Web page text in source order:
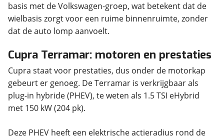
basis met de Volkswagen-groep, wat betekent dat de
wielbasis zorgt voor een ruime binnenruimte, zonder
dat de auto lomp aanvoelt.
Cupra Terramar: motoren en prestaties
Cupra staat voor prestaties, dus onder de motorkap
gebeurt er genoeg. De Terramar is verkrijgbaar als
plug-in hybride (PHEV), te weten als 1.5 TSI eHybrid
met 150 kW (204 pk).
Deze PHEV heeft een elektrische actieradius rond de